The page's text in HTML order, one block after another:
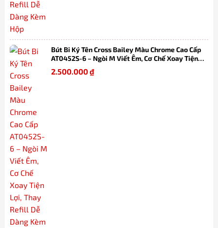
Bút Bi Ký Tên Cross Bailey Màu Chrome Cao Cấp
AT0452S-6 – Ngòi M Viết Êm, Cơ Chế Xoay Tiện
Lợi, Thay Refill Dễ Dàng Kèm Hộp
2.500.000₫